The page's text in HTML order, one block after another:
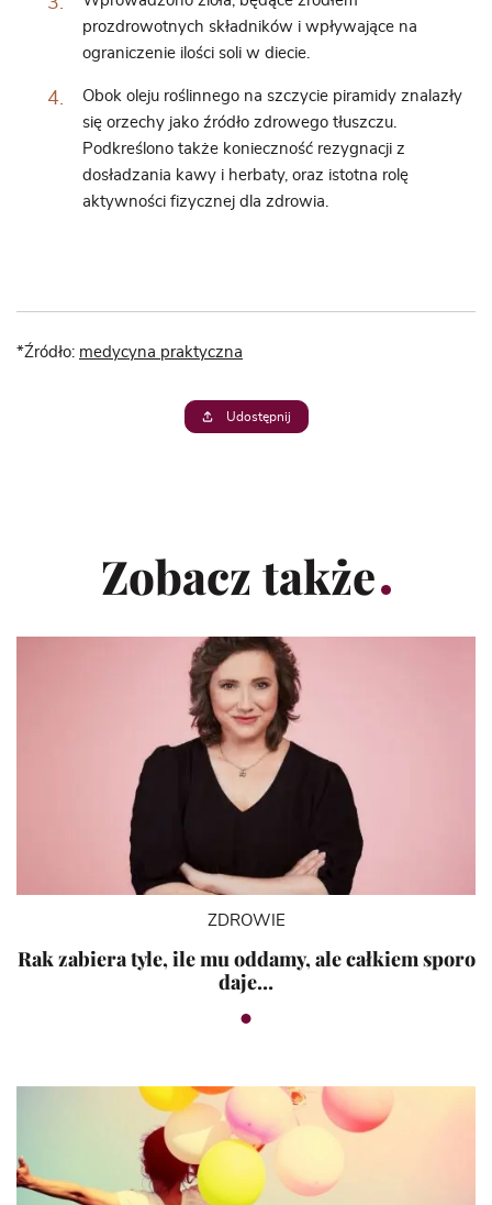
prozdrowotnych składników i wpływające na
ograniczenie ilości soli w diecie.
Obok oleju roślinnego na szczycie piramidy znalazły
się orzechy jako źródło zdrowego tłuszczu.
Podkreślono także konieczność rezygnacji z
dosładzania kawy i herbaty, oraz istotna rolę
aktywności fizycznej dla zdrowia.
*Źródło: medycyna praktyczna
Udostępnij
Zobacz także
ZDROWIE
Rak zabiera tyle, ile mu oddamy, ale całkiem sporo
daje…